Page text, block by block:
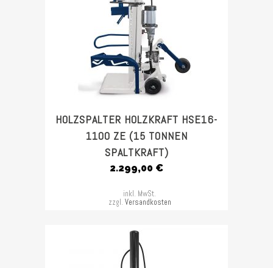
HOLZSPALTER HOLZKRAFT HSE16-
1100 ZE (15 TONNEN
SPALTKRAFT)
2.299,00 €
inkl. MwSt.
zzgl. Versandkosten